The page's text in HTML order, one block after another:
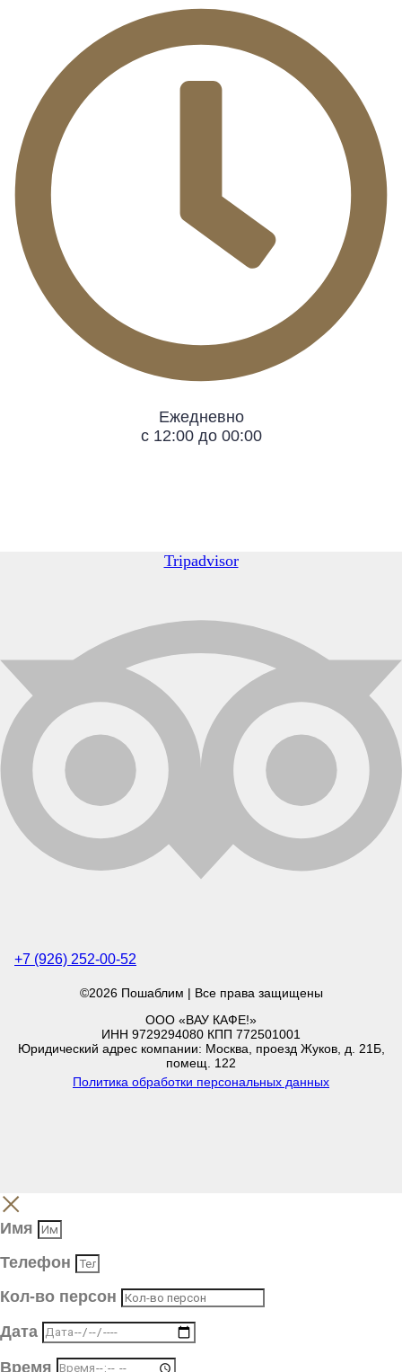
Ежедневно
с 12:00 до 00:00
Tripadvisor
+7 (926) 252-00-52
©2026 Пошаблим | Все права защищены
ООО «ВАУ КАФЕ!»
ИНН 9729294080 КПП 772501001
Юридический адрес компании: Москва, проезд Жуков, д. 21Б,
помещ. 122
Политика обработки персональных данных
Имя
Телефон
Кол-во персон
Дата
Время